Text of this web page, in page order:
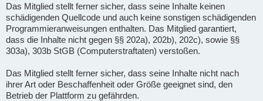
Das Mitglied stellt ferner sicher, dass seine Inhalte keinen
schädigenden Quellcode und auch keine sonstigen schädigenden
Programmieranweisungen enthalten. Das Mitglied garantiert,
dass die Inhalte nicht gegen §§ 202a), 202b), 202c), sowie §§
303a), 303b StGB (Computerstraftaten) verstoßen.
Das Mitglied stellt ferner sicher, dass seine Inhalte nicht nach
ihrer Art oder Beschaffenheit oder Größe geeignet sind, den
Betrieb der Plattform zu gefährden.